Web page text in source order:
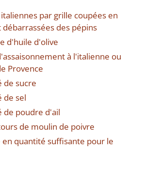
par grille coupées en
des pépins
d'huile d'olive
à l'italienne ou
Provence
de sucre
de sel
de poudre d'ail
de moulin de poivre
quantité suffisante pour le